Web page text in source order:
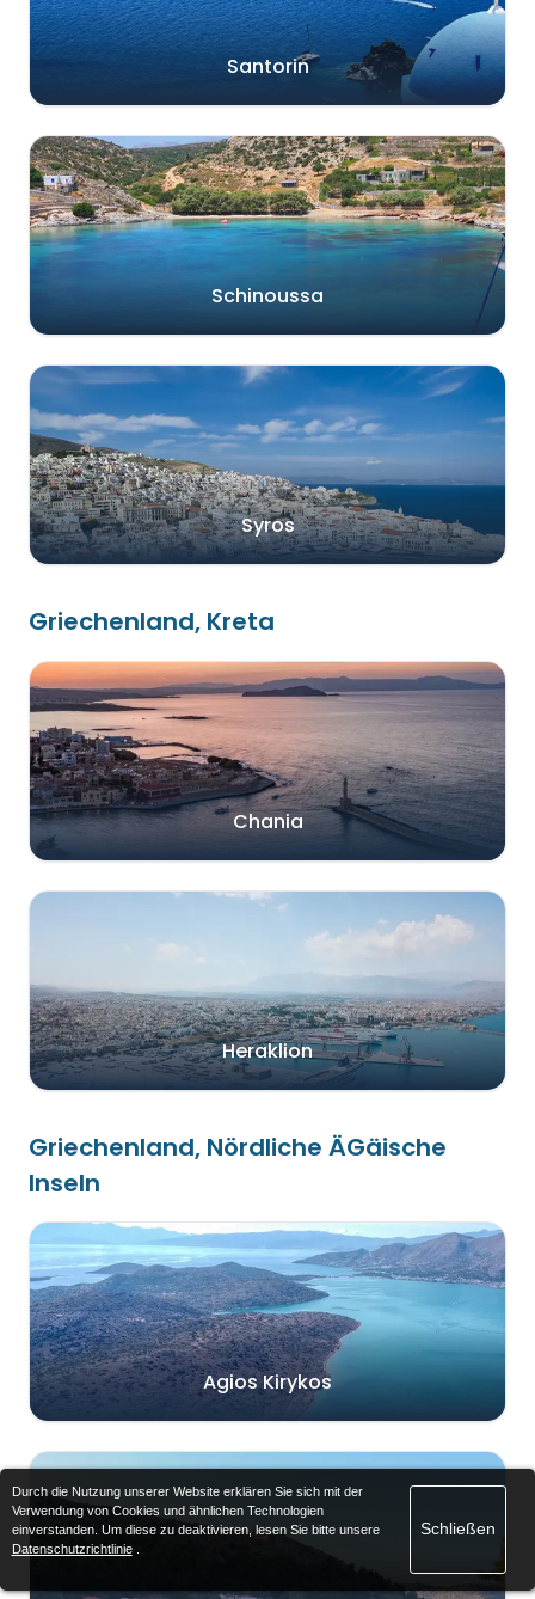
Santorin
Schinoussa
Syros
Griechenland, Kreta
Chania
Heraklion
Griechenland, Nördliche ÄGäische
Inseln
Agios Kirykos
Durch die Nutzung unserer Website erklären Sie sich mit der
Verwendung von Cookies und ähnlichen Technologien
einverstanden. Um diese zu deaktivieren, lesen Sie bitte unsere
Datenschutzrichtlinie.
Schließen